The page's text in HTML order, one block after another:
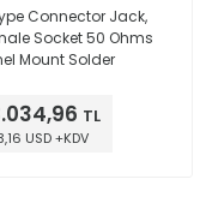
Connector Jack,
Socket 50 Ohms
Mount Solder
TL
USD +KDV